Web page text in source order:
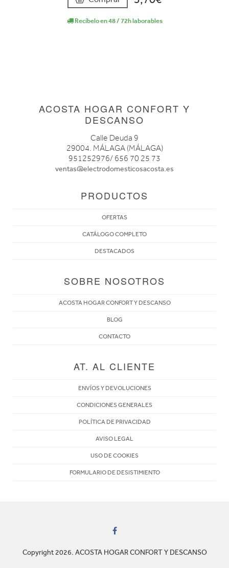
Recíbelo en 48 / 72h laborables
ACOSTA HOGAR CONFORT Y
DESCANSO
Calle Deuda 9
29004. MÁLAGA (MÁLAGA)
951252976/ 656 70 25 73
ventas@electrodomesticosacosta.es
PRODUCTOS
OFERTAS
CATÁLOGO COMPLETO
DESTACADOS
SOBRE NOSOTROS
ACOSTA HOGAR CONFORT Y DESCANSO
BLOG
CONTACTO
AT. AL CLIENTE
ENVÍOS Y DEVOLUCIONES
CONDICIONES GENERALES
POLÍTICA DE PRIVACIDAD
AVISO LEGAL
USO DE COOKIES
FORMULARIO DE DESISTIMIENTO
Copyright 2026. ACOSTA HOGAR CONFORT Y DESCANSO